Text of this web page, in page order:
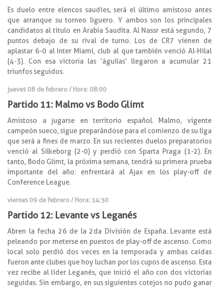
Es duelo entre elencos saudíes, será el último amistoso antes
que arranque su torneo liguero. Y ambos son los principales
candidatos al título en Arabia Saudita. Al Nassr está segundo, 7
puntos debajo de su rival de turno. Los de CR7 vienen de
aplastar 6-0 al Inter Miami, club al que también venció Al-Hilal
(4-3). Con esa victoria las ‘águilas’ llegaron a acumular 21
triunfos seguidos.
jueves 08 de febrero / Hora: 08:00
Partido 11: Malmo vs Bodo Glimt
Amistoso a jugarse en territorio español. Malmo, vigente
campeón sueco, sigue preparándose para el comienzo de su liga
que será a fines de marzo. En sus recientes duelos preparatorios
venció al Silkeborg (2-0) y perdió con Sparta Praga (1-2). En
tanto, Bodo Glimt, la próxima semana, tendrá su primera prueba
importante del año: enfrentará al Ajax en los play-off de
Conference League.
viernes 09 de febrero / Hora: 14:30
Partido 12: Levante vs Leganés
Abren la fecha 26 de la 2da División de España. Levante está
peleando por meterse en puestos de play-off de ascenso. Como
local solo perdió dos veces en la temporada y ambas caídas
fueron ante clubes que hoy luchan por los cupos de ascenso. Esta
vez recibe al líder Leganés, que inició el año con dos victorias
seguidas. Sin embargo, en sus siguientes cotejos no pudo ganar